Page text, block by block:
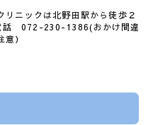
北野田駅から徒歩２
072-230-1386(おかけ間違
意）